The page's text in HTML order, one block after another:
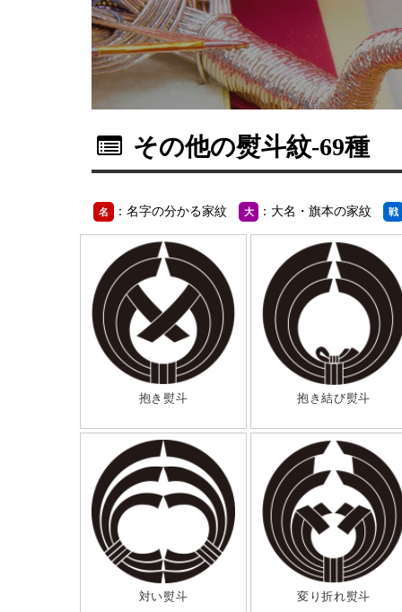
その他の熨斗紋-69種
名 ：名字の分かる家紋 大 ：大名・旗本の家紋 戦
抱き熨斗 抱き結び熨斗
対い熨斗 変り折れ熨斗